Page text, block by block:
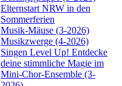
Elternstart NRW in den
Sommerferien
Musik-Mäuse (3-2026)
Musikzwerge (4-2026)
Singen Level Up! Entdecke
deine stimmliche Magie im
Mini-Chor-Ensemble (3-